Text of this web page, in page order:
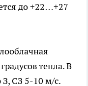
до +22…+27
тепла. В
З, СЗ 5-10 м/с.